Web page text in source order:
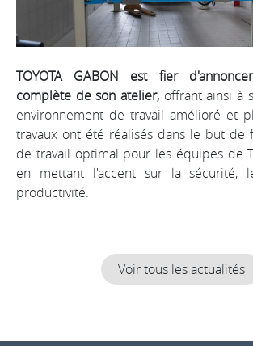
TOYOTA GABON est fier
complète de son atelier, offrant ainsi à
environnement de travail amélioré et
travaux ont été réalisés dans le but de
de travail optimal pour les équipes de
en mettant l'accent sur la sécurité,
productivité.
Voir tous les actualités